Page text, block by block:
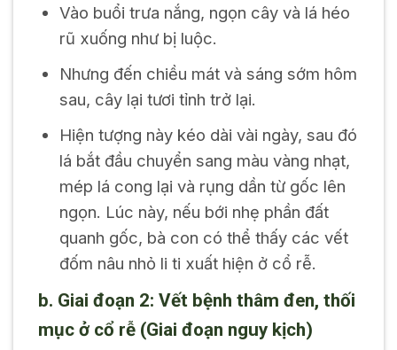
Vào buổi trưa nắng, ngọn cây và lá héo
rũ xuống như bị luộc.
Nhưng đến chiều mát và sáng sớm hôm
sau, cây lại tươi tỉnh trở lại.
Hiện tượng này kéo dài vài ngày, sau đó
lá bắt đầu chuyển sang màu vàng nhạt,
mép lá cong lại và rụng dần từ gốc lên
ngọn. Lúc này, nếu bới nhẹ phần đất
quanh gốc, bà con có thể thấy các vết
đốm nâu nhỏ li ti xuất hiện ở cổ rễ.
b. Giai đoạn 2: Vết bệnh thâm đen, thối
mục ở cổ rễ (Giai đoạn nguy kịch)